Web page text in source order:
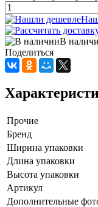
В
Поделиться
Прочие
Бренд
Ширина упаковки
Длина упаковки
Высота упаковки
Артикул
Дополнительные